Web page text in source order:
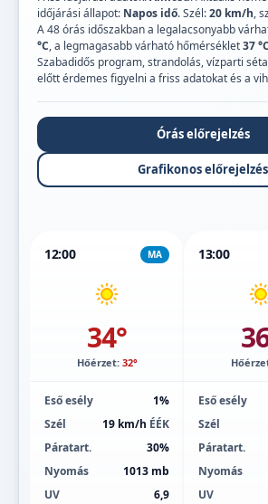
időjárási állapot: Napos idő. Szél:20 km/h,
A 48 órás időszakban a legalacsonyabb
°C, a legmagasabb várható hőmérséklet37 °C
Szabadidős program, strandolás, vízparti
előtt érdemes figyelni a friss adatokat és a
Órás előrejelzés
Grafikonos előrejelzés
12:00 MA
34°
Hőérzet: 32°
Eső esély
1%
Szél
19 km/h ÉÉK
Páratart.
30%
Nyomás
1013 mb
UV
6,9
13:00
Eső esély
Szél
Páratart.
Nyomás
UV